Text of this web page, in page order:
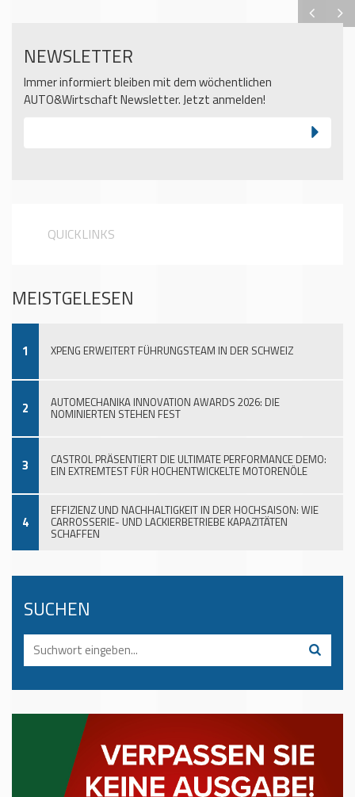
NEWSLETTER
Immer informiert bleiben mit dem wöchentlichen
AUTO&Wirtschaft Newsletter. Jetzt anmelden!
QUICKLINKS
MEISTGELESEN
1 XPENG ERWEITERT FÜHRUNGSTEAM IN DER SCHWEIZ
2 AUTOMECHANIKA INNOVATION AWARDS 2026: DIE
NOMINIERTEN STEHEN FEST
3 CASTROL PRÄSENTIERT DIE ULTIMATE PERFORMANCE DEMO:
EIN EXTREMTEST FÜR HOCHENTWICKELTE MOTORENÖLE
4
EFFIZIENZ UND NACHHALTIGKEIT IN DER HOCHSAISON: WIE
CARROSSERIE- UND LACKIERBETRIEBE KAPAZITÄTEN
SCHAFFEN
SUCHEN